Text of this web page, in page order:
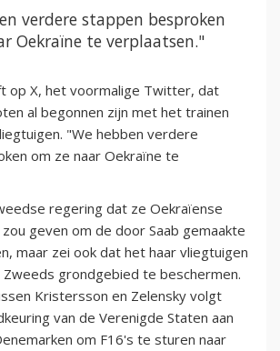
verdere stappen besproken
Oekraïne te verplaatsen."
op X, het voormalige Twitter, dat
al begonnen zijn met het trainen
"We hebben verdere
om ze naar Oekraïne te
regering dat ze Oekraïense
geven om de door Saab gemaakte
maar zei ook dat het haar vliegtuigen
grondgebied te beschermen.
Kristersson en Zelensky volgt
van de Verenigde Staten aan
om F16's te sturen naar